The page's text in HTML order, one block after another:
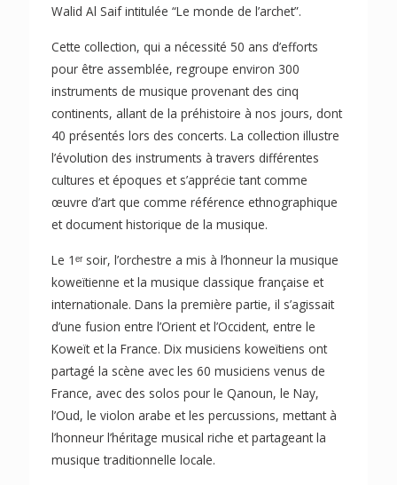
Walid Al Saif intitulée “Le monde de l’archet”.
Cette collection, qui a nécessité 50 ans d’efforts
pour être assemblée, regroupe environ 300
instruments de musique provenant des cinq
continents, allant de la préhistoire à nos jours, dont
40 présentés lors des concerts. La collection illustre
l’évolution des instruments à travers différentes
cultures et époques et s’apprécie tant comme
œuvre d’art que comme référence ethnographique
et document historique de la musique.
Le 1ᵉʳ soir, l’orchestre a mis à l’honneur la musique
koweïtienne et la musique classique française et
internationale. Dans la première partie, il s’agissait
d’une fusion entre l’Orient et l’Occident, entre le
Koweït et la France. Dix musiciens koweïtiens ont
partagé la scène avec les 60 musiciens venus de
France, avec des solos pour le Qanoun, le Nay,
l’Oud, le violon arabe et les percussions, mettant à
l’honneur l’héritage musical riche et partageant la
musique traditionnelle locale.